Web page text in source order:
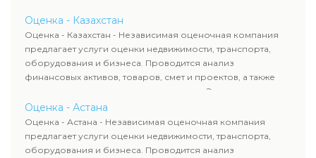
Оценка - Казахстан
Оценка - Казахстан - Независимая оценочная компания
предлагает услуги оценки недвижимости, транспорта,
оборудования и бизнеса. Проводится анализ
финансовых активов, товаров, смет и проектов, а также
оценка животных и недропользования. Эксперты
определяют рыночную стоимость имущества и
рассчитывают ущерб. Все отчеты соответствуют
требованиям законодательства и используются для
сделок, кредитования и судебных процессов.
Оценка - Астана
Оценка - Астана - Независимая оценочная компания
предлагает услуги оценки недвижимости, транспорта,
оборудования и бизнеса. Проводится анализ